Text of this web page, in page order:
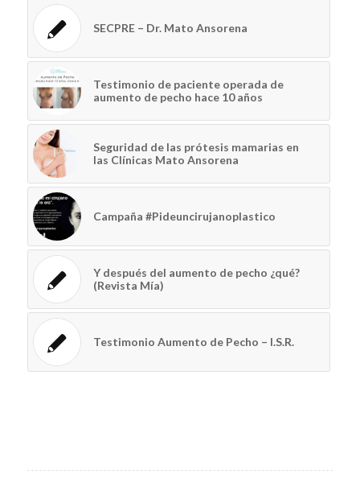
SECPRE – Dr. Mato Ansorena
Testimonio de paciente operada de
aumento de pecho hace 10 años
Seguridad de las prótesis mamarias en
las Clínicas Mato Ansorena
Campaña #Pideuncirujanoplastico
Y después del aumento de pecho ¿qué?
(Revista Mía)
Testimonio Aumento de Pecho – I.S.R.